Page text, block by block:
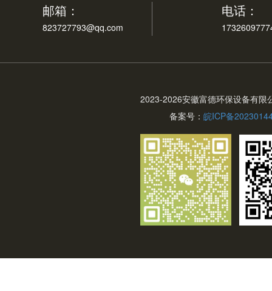
邮箱：
823727793@qq.com
电话：
2023-2026安徽富德环保设备有限
备案号： 皖ICP备